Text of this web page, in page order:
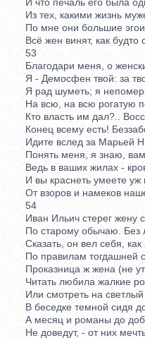
Из тех, какими жизнь
По мне они большие
Всё жен винят, как будто
53
Благодари меня, о
Я - Демосфен твой: за
Я рад шуметь; я
На всю, на всю рогатую
Кто власть им дал?..
Конец всему есть!
Идите вслед за Марьей
Понять меня, я знаю, вам
Ведь в ваших жилах -
И вы краснеть умеете уж
От взоров и намеков
54
Иван Ильич стерег жену
По старому обычаю. Без
Сказать, он вел себя, как
По правилам тогдашней
Проказница ж жена (не
Читать любила жалкие
Или смотреть на
В беседке темной сидя до
А месяц и романы до
Не доведут, - от них